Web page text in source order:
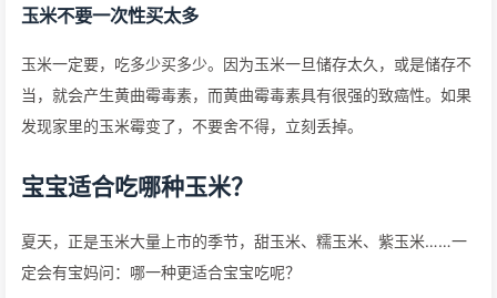
玉米不要一次性买太多
玉米一定要，吃多少买多少。因为玉米一旦储存太久，或是储存不
当，就会产生黄曲霉毒素，而黄曲霉毒素具有很强的致癌性。如果
发现家里的玉米霉变了，不要舍不得，立刻丢掉。
宝宝适合吃哪种玉米？
夏天，正是玉米大量上市的季节，甜玉米、糯玉米、紫玉米……一
定会有宝妈问：哪一种更适合宝宝吃呢？